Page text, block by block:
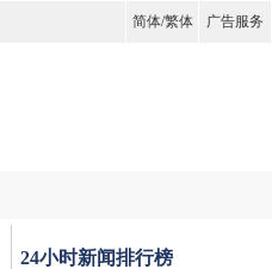
简体/繁体 广告服务
24小时新闻排行榜